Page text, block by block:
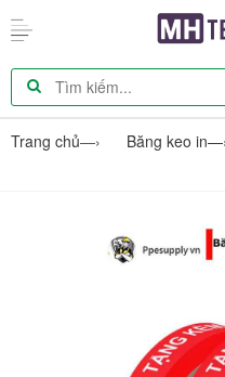
Trang chủ—› Băng keo in